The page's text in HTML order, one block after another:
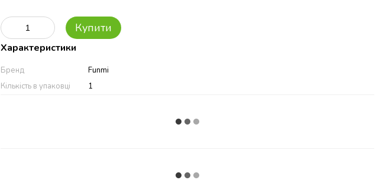
Купити
Характеристики
Бренд
Funmi
Кількість в упаковці
1